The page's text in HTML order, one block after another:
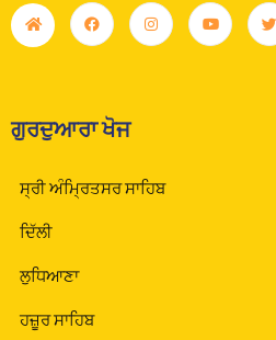
ਗੁਰਦੁਆਰਾ ਖੋਜ
ਸ੍ਰੀ ਅੰਮ੍ਰਿਤਸਰ ਸਾਹਿਬ
ਦਿੱਲੀ
ਲੁਧਿਆਣਾ
ਹਜ਼ੂਰ ਸਾਹਿਬ